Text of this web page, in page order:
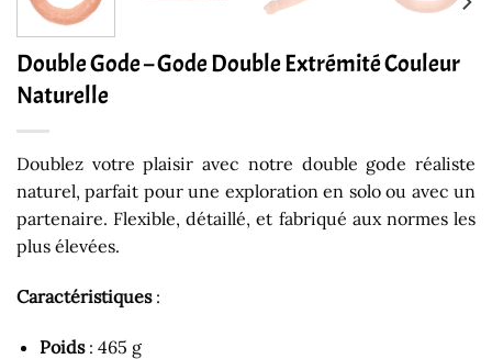
Double Gode – Gode Double Extrémité Couleur
Naturelle
Doublez votre plaisir avec notre double gode réaliste
naturel, parfait pour une exploration en solo ou avec un
partenaire. Flexible, détaillé, et fabriqué aux normes les
plus élevées.
Caractéristiques:
Poids: 465 g